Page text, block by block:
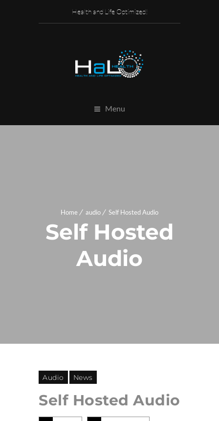
Health and Life Optimized!
Menu
Home audio Self Hosted Audio
Self Hosted
Audio
Audio News
Self Hosted Audio